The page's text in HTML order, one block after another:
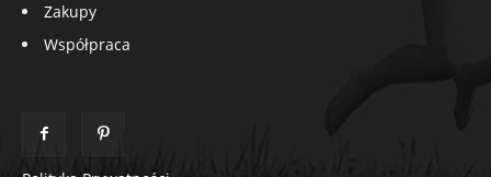
Zakupy
Współpraca